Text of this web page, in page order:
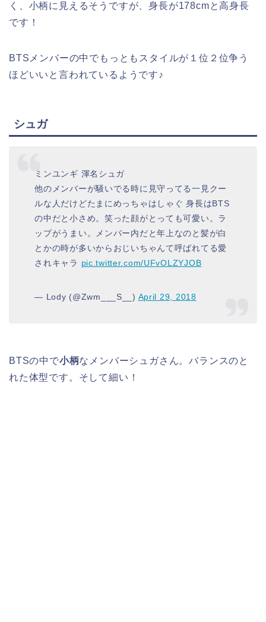
く、小柄に見えるそうですが、身長が178cmと高身長
です！
BTSメンバーの中でもっともスタイルが１位２位争う
ほどいいと言われているようです♪
シュガ
ミンユンギ 渾名シュガ
他のメンバーが騒いでる時に見守ってる一見クー
ルな人だけどたまにめっちゃはしゃぐ 身長はBTS
の中だと小さめ。笑った顔がとっても可愛い。ラ
ップがうまい。メンバー内だと年上なのと髪が白
とかの時が多いからおじいちゃんて呼ばれてる愛
されキャラ pic.twitter.com/UFvOLZYJOB
— Lody (@Zwm___S__) April 29, 2018
BTSの中で小柄なメンバーシュガさん。バランスのと
れた体型です。そして細い！